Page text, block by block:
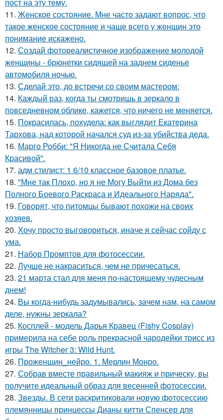
пост на эту тему.
11. Женское состояние. Мне часто задают вопрос, что
такое женское состояние и чаще всего у женщин это
понимание искажено.
12. Создай фотореалистичное изображение молодой
женщины - брюнетки сидящей на заднем сиденье
автомобиля ночью.
13. Сделай это, до встречи со своим мастером:
14. Каждый раз, когда ты смотришь в зеркало в
повседневном облике, кажется, что ничего не меняется.
15. Покрасилась, похудела: как выглядит Екатерина
Тархова, над которой начался суд из-за убийства деда.
16. Марго Робби: "Я Никогда не Считала Себя
Красивой".
17. адм стилист: 1 6/10 классное базовое платье.
18. "Мне так Плохо, но я не Могу Выйти из Дома без
Полного Боевого Раскраса и Идеального Наряда".
19. Говорят, что питомцы бывают похожи на своих
хозяев.
20. Хочу просто выговориться, иначе я сейчас сойду с
ума.
21. Набор Промптов для фотосессии.
22. Лучше не накраситься, чем не причесаться.
23. 21 марта стал для меня по-настоящему чудесным
днем!
24. Вы когда-нибудь задумывались, зачем нам, на самом
деле, нужны зеркала?
25. Косплей - модель Дарья Кравец (Fishy Cosplay)
примерила на себе роль прекрасной чародейки трисс из
игры The Witcher 3: Wild Hunt.
26. Проженщин_нейро. 1. Мерлин Монро.
27. Собрав вместе правильный макияж и прическу, вы
получите идеальный образ для весенней фотосессии.
28. Звезды. В сети раскритиковали новую фотосессию
племянницы принцессы Дианы китти Спенсер для